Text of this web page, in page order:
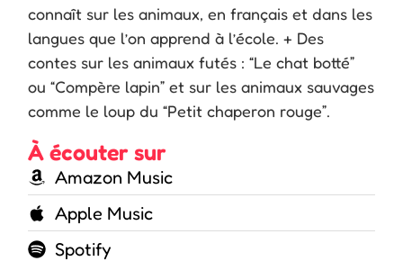
connaît sur les animaux, en français et dans les
langues que l’on apprend à l’école. + Des
contes sur les animaux futés : “Le chat botté”
ou “Compère lapin” et sur les animaux sauvages
comme le loup du “Petit chaperon rouge”.
À écouter sur
Amazon Music
Apple Music
Spotify